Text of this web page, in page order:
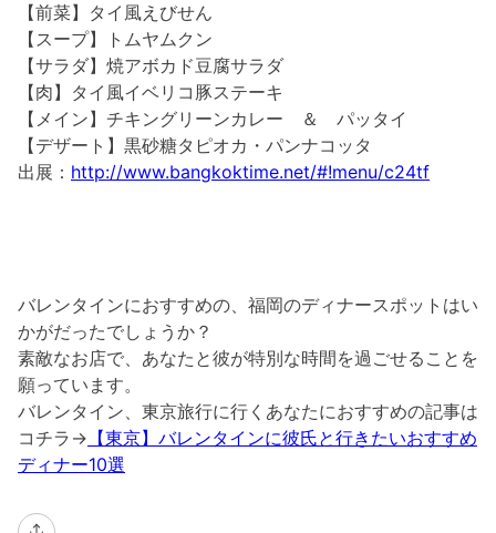
【前菜】タイ風えびせん
【スープ】トムヤムクン
【サラダ】焼アボカド豆腐サラダ
【肉】タイ風イベリコ豚ステーキ
【メイン】チキングリーンカレー ＆ パッタイ
【デザート】黒砂糖タピオカ・パンナコッタ
出展： http://www.bangkoktime.net/#!menu/c24tf
バレンタインにおすすめの、福岡のディナースポットはい
かがだったでしょうか？
素敵なお店で、あなたと彼が特別な時間を過ごせることを
願っています。
バレンタイン、東京旅行に行くあなたにおすすめの記事は
コチラ→ 【東京】バレンタインに彼氏と行きたいおすすめ
ディナー10選